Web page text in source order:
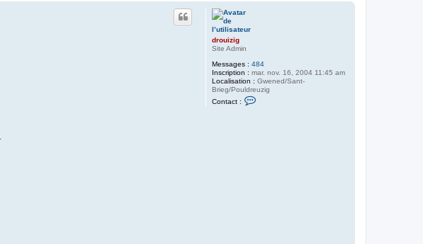
drouizig
Site Admin
Messages : 484
Inscription : mar. nov. 16, 2004 11:45 am
Localisation : Gwened/Sant-
Brieg/Pouldreuzig
Contact :